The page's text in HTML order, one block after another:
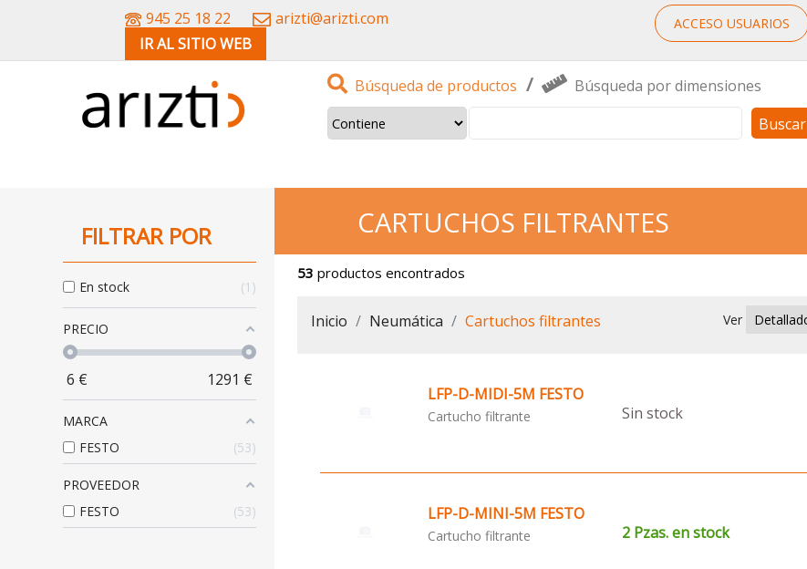
945 25 18 22
arizti@arizti.com
IR AL SITIO WEB
ACCESO USUARIOS
Búsqueda de productos /
Búsqueda por dimensiones
Buscar
FILTRAR POR
En stock 1
PRECIO
6 € 1291 €
MARCA
FESTO
53
PROVEEDOR
FESTO
53
CARTUCHOS FILTRANTES
53productos encontrados
Inicio Neumática Cartuchos filtrantes Ver
LFP-D-MIDI-5M FESTO
Cartucho filtrante Sin stock
LFP-D-MINI-5M FESTO
Cartucho filtrante 2 Pzas. en stock